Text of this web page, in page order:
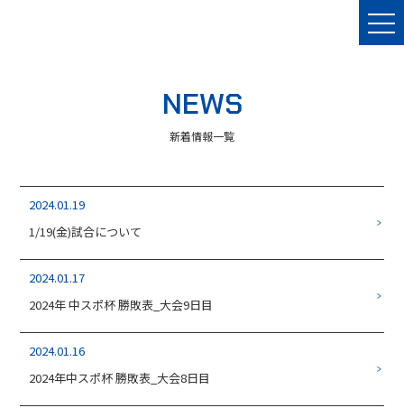
NEWS
新着情報一覧
2024.01.19
1/19(金)試合について
2024.01.17
2024年 中スポ杯 勝敗表_大会9日目
2024.01.16
2024年中スポ杯 勝敗表_大会8日目